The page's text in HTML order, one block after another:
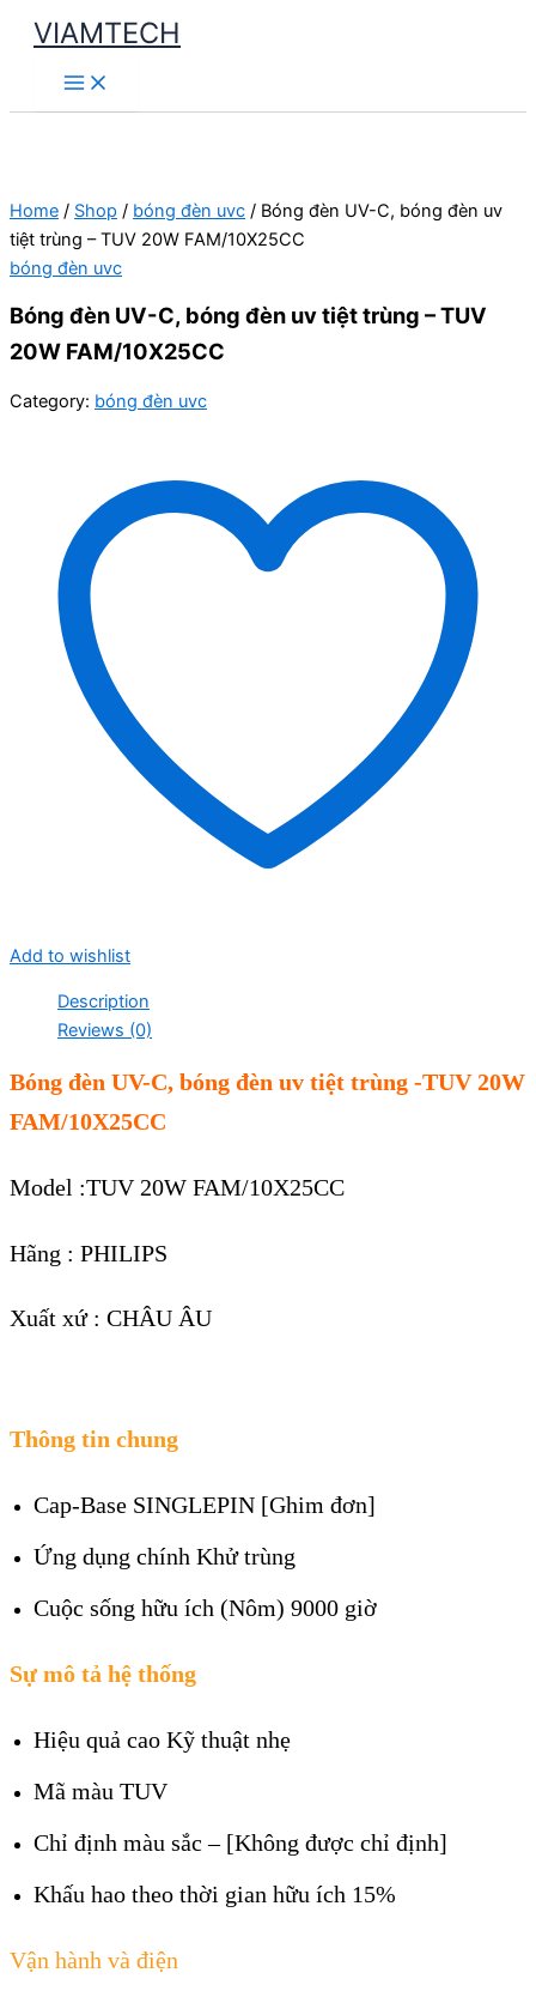
Skip
content
VIAMTECH
Main
Menu
Home / Shop / bóng đèn uvc / Bóng đèn UV-C, bóng đèn uv
tiệt trùng – TUV 20W FAM/10X25CC
bóng đèn uvc
Bóng đèn UV-C, bóng đèn uv tiệt trùng – TUV
20W FAM/10X25CC
Category: bóng đèn uvc
Add to wishlist
Description
Reviews (0)
Bóng đèn UV-C, bóng đèn uv tiệt trùng -TUV 20W
FAM/10X25CC
Model :TUV 20W FAM/10X25CC
Hãng : PHILIPS
Xuất xứ : CHÂU ÂU
Thông tin chung
Cap-Base SINGLEPIN [Ghim đơn]
Ứng dụng chính Khử trùng
Cuộc sống hữu ích (Nôm) 9000 giờ
Sự mô tả hệ thống
Hiệu quả cao Kỹ thuật nhẹ
Mã màu TUV
Chỉ định màu sắc– [Không được chỉ định]
Khấu hao theo thời gian hữu ích 15%
Vận hành và điện